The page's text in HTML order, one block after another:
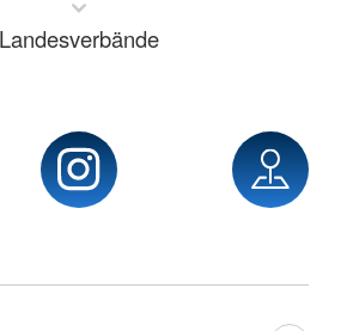
Landesverbände